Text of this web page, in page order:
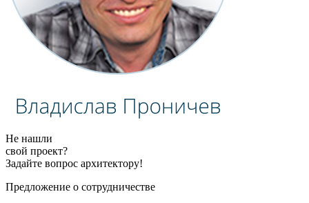
Не нашли
свой проект?
Задайте вопрос архитектору!
Предложение о сотрудничестве